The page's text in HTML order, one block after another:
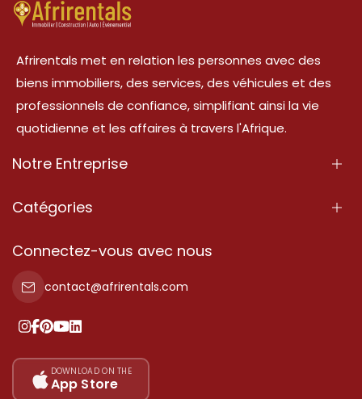
Afrirentals met en relation les personnes avec des
biens immobiliers, des services, des véhicules et des
professionnels de confiance, simplifiant ainsi la vie
quotidienne et les affaires à travers l'Afrique.
Notre Entreprise
À Propos
Conditions d'Utilisation
Politique de Confidentialité
Nos tarifs
Plan du site
Catégories
Propriété
Propriété à vendre
Propriété à louer
Ajoutez votre témoignage
Connectez-vous avec nous
contact@afrirentals.com
DOWNLOAD ON THE
App Store